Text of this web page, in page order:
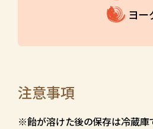
ヨー
注意事項
※飴が溶けた後の保存は冷蔵庫